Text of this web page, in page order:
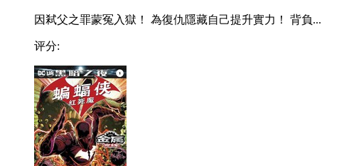
因弒父之罪蒙冤入獄！ 為復仇隱藏自己提升實力！ 背負...
评分: